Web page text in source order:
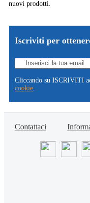
nuovi prodotti.
Iscriviti per
VAI!
Cliccando su ISCRIVITI
cookie.
Contattaci